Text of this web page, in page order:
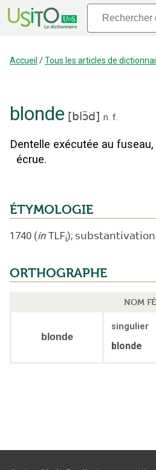
Accueil /Tous les articles de
blonde [blɔ̃d] n. f.
Dentelle exécutée au fuseau,
écrue.
ÉTYMOLOGIE
1740 (in TLFi);
ORTHOGRAPHE
NOM
blonde
singulier
blonde